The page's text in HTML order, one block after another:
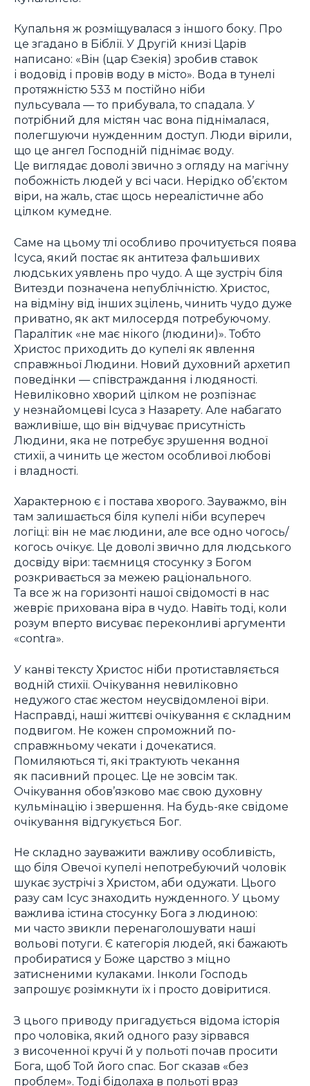
Купальня ж розміщувалася з іншого боку. Про
це згадано в Біблії. У Другій книзі Царів
написано: «Він (цар Єзекія) зробив ставок
і водовід і провів воду в місто». Вода в тунелі
протяжністю 533 м постійно ніби
пульсувала — то прибувала, то спадала. У
потрібний для містян час вона піднімалася,
полегшуючи нужденним доступ. Люди вірили,
що це ангел Господній піднімає воду.
Це виглядає доволі звично з огляду на магічну
побожність людей у всі часи. Нерідко об’єктом
віри, на жаль, стає щось нереалістичне або
цілком кумедне.
Саме на цьому тлі особливо прочитується поява
Ісуса, який постає як антитеза фальшивих
людських уявлень про чудо. А ще зустріч біля
Витезди позначена непублічністю. Христос,
на відміну від інших зцілень, чинить чудо дуже
приватно, як акт милосердя потребуючому.
Паралітик «не має нікого (людини)». Тобто
Христос приходить до купелі як явлення
справжньої Людини. Новий духовний архетип
поведінки — співстраждання і людяності.
Невиліковно хворий цілком не розпізнає
у незнайомцеві Ісуса з Назарету. Але набагато
важливіше, що він відчуває присутність
Людини, яка не потребує зрушення водної
стихії, а чинить це жестом особливої любові
і владності.
Характерною є і постава хворого. Зауважмо, він
там залишається біля купелі ніби всупереч
логіці: він не має людини, але все одно чогось/
когось очікує. Це доволі звично для людського
досвіду віри: таємниця стосунку з Богом
розкривається за межею раціонального.
Та все ж на горизонті нашої свідомості в нас
жевріє прихована віра в чудо. Навіть тоді, коли
розум вперто висуває переконливі аргументи
«contra».
У канві тексту Христос ніби протиставляється
водній стихії. Очікування невиліковно
недужого стає жестом неусвідомленої віри.
Насправді, наші життєві очікування є складним
подвигом. Не кожен спроможний по-
справжньому чекати і дочекатися.
Помиляються ті, які трактують чекання
як пасивний процес. Це не зовсім так.
Очікування обов’язково має свою духовну
кульмінацію і звершення. На будь-яке свідоме
очікування відгукується Бог.
Не складно зауважити важливу особливість,
що біля Овечої купелі непотребуючий чоловік
шукає зустрічі з Христом, аби одужати. Цього
разу сам Ісус знаходить нужденного. У цьому
важлива істина стосунку Бога з людиною:
ми часто звикли перенаголошувати наші
вольові потуги. Є категорія людей, які бажають
пробиратися у Боже царство з міцно
затисненими кулаками. Інколи Господь
запрошує розімкнути їх і просто довіритися.
З цього приводу пригадується відома історія
про чоловіка, який одного разу зірвався
з височенної кручі й у польоті почав просити
Бога, щоб Той його спас. Бог сказав «без
проблем». Тоді бідолаха в польоті враз